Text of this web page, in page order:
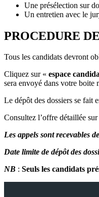
Une présélection sur
Un entretien avec le
PROCEDURE
Tous les candidats devront
Cliquez sur « espace
sera envoyé dans votre
Le dépôt des dossiers se fait
Consultez l’offre détaillée
Les appels sont recevables
Date limite de dépôt des
NB : Seuls les candidats